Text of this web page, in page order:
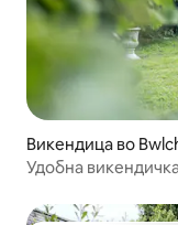
Викендица во
Удобна